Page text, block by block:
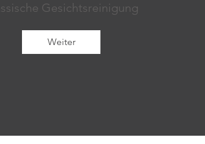
Gesichtsreinigung
Weiter